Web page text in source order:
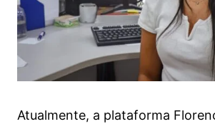
Atualmente, a plataforma